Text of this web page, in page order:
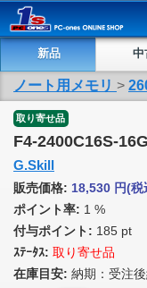
新品 中
ノート用メモリ >
取り寄せ品
F4-2400C16S-
G.Skill
販売価格: 18,530 円(税
ポイント率: 1 %
付与ポイント: 185 pt
ｽﾃｰﾀｽ: 取り寄せ品
在庫目安: 納期：受注